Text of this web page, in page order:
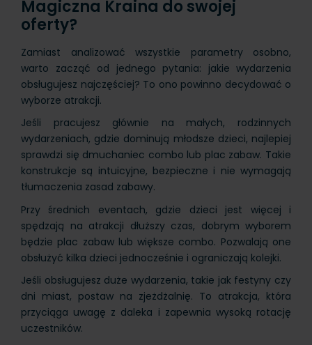
Magiczna Kraina do swojej
oferty?
Zamiast analizować wszystkie parametry osobno,
warto zacząć od jednego pytania: jakie wydarzenia
obsługujesz najczęściej? To ono powinno decydować o
wyborze atrakcji.
Jeśli pracujesz głównie na małych, rodzinnych
wydarzeniach, gdzie dominują młodsze dzieci, najlepiej
sprawdzi się dmuchaniec combo lub plac zabaw. Takie
konstrukcje są intuicyjne, bezpieczne i nie wymagają
tłumaczenia zasad zabawy.
Przy średnich eventach, gdzie dzieci jest więcej i
spędzają na atrakcji dłuższy czas, dobrym wyborem
będzie plac zabaw lub większe combo. Pozwalają one
obsłużyć kilka dzieci jednocześnie i ograniczają kolejki.
Jeśli obsługujesz duże wydarzenia, takie jak festyny czy
dni miast, postaw na zjeżdżalnię. To atrakcja, która
przyciąga uwagę z daleka i zapewnia wysoką rotację
uczestników.